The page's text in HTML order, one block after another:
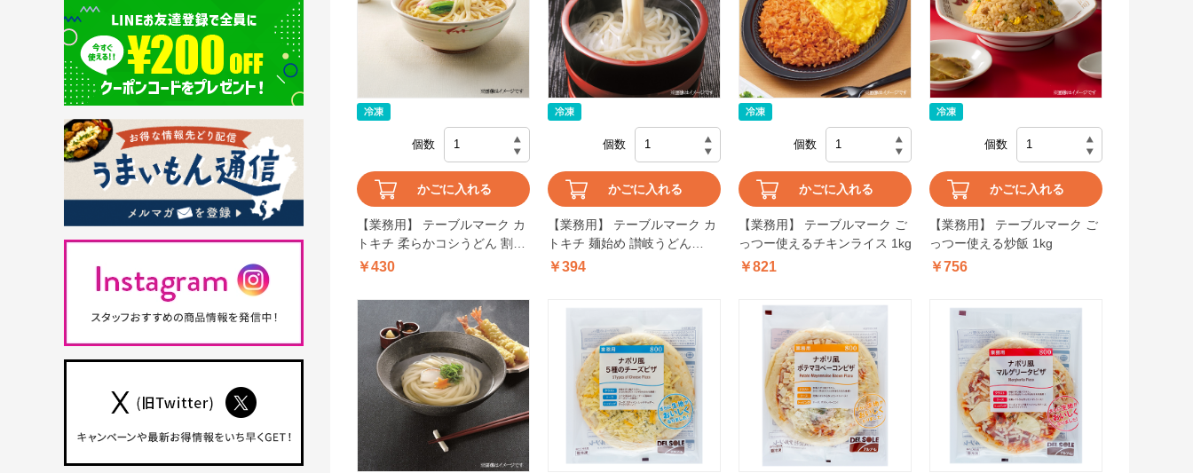
【業務用】 テーブルマーク カ
トキチ 柔らかコシうどん 割子
125g×10個入
￥430
個数
かごに入れる
【業務用】 テーブルマーク カ
トキチ 麺始め 讃岐うどん
250g×5個入
￥394
個数
かごに入れる
【業務用】 テーブルマーク ご
っつー使えるチキンライス 1kg
￥821
個数
かごに入れる
【業務用】 テーブルマーク ご
っつー使える炒飯 1kg
￥756
個数
かごに入れる